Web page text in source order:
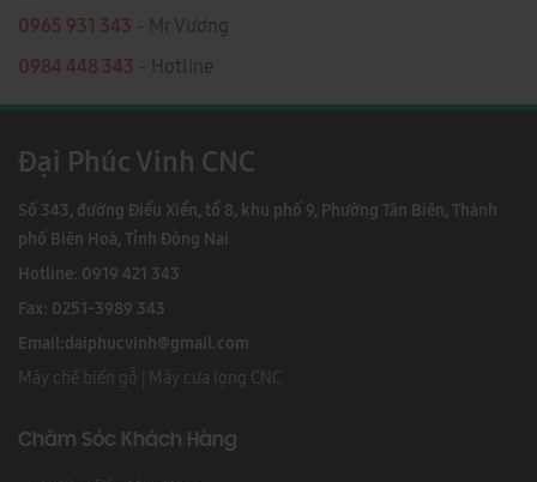
0965 931 343 - Mr Vương
0984 448 343 - Hotline
Đại Phúc Vinh CNC
Số 343, đường Điểu Xiển, tổ 8, khu phố 9, Phường Tân Biên, Thành
phố Biên Hoà, Tỉnh Đồng Nai
Hotline: 0919 421 343
Fax: 0251-3989 343
Email:daiphucvinh@gmail.com
Máy chế biến gỗ Máy cưa lọng CNC
Chăm Sóc Khách Hàng